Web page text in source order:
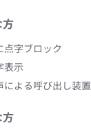
方
点字ブロック
表示
による呼び出し装置
方